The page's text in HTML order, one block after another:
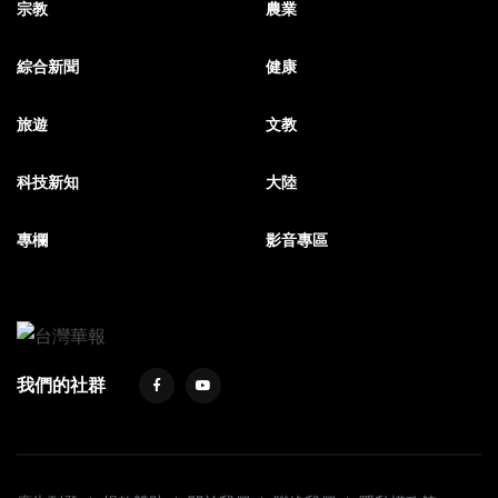
宗教 農業
綜合新聞 健康
旅遊 文教
科技新知 大陸
專欄 影音專區
我們的社群